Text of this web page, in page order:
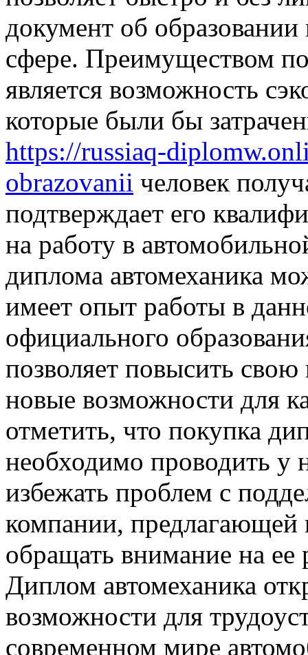
документ об
сфере. Преимуществом
является возможность
которые были бы
https://russiaq-
obrazovanii человек
подтверждает его
на работу в
диплома автомеханика
имеет опыт работы в
официального
позволяет повысить
новые возможности для
отметить, что покупка
необходимо проводить у
избежать проблем с
компании, предлагающей
обращать внимание на
Диплом автомеханика
возможности для
современном мире